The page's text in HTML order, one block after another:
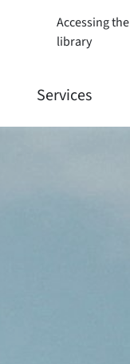
Accessing the
library
Services